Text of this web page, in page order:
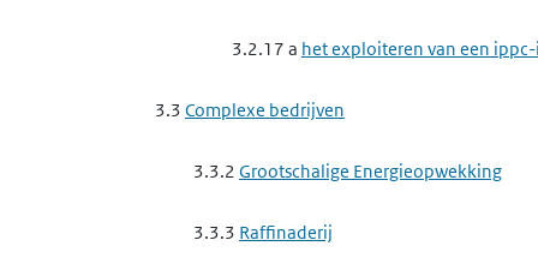
3.4.4Metaalproductenindustrie
3.4.4 fhet maken van producten van
3.4.6 Chemische producten industrie
3.4.6 a het maken van elastomeren,
3.2.17 a het exploiteren van een
3.3 Complexe bedrijven
3.3.2 Grootschalige Energieopwekking
3.3.3 Raffinaderij